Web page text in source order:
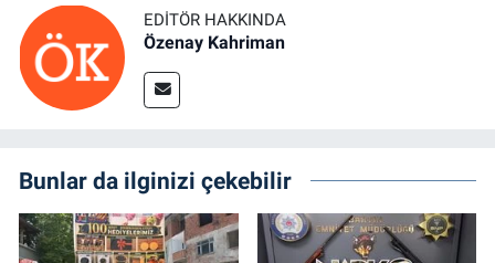
EDITÖR HAKKINDA
Özenay Kahriman
Bunlar da ilginizi çekebilir